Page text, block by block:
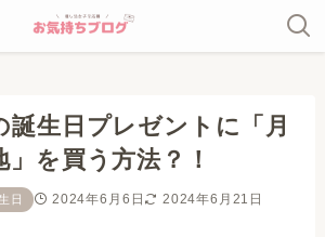
誕生日プレゼントに「月
」を買う方法？！
日 2024年6月6日 2024年6月21日